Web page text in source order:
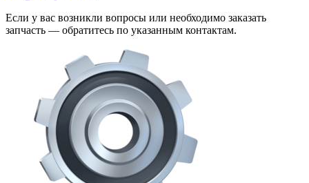
Если у вас возникли вопросы или необходимо заказать
запчасть — обратитесь по указанным контактам.